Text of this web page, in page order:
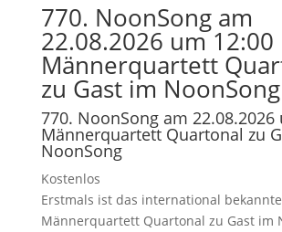
770. NoonSong am
22.08.2026 um 12:00
Männerquartett
zu Gast im NoonSong
770. NoonSong am 22.08.2026
Männerquartett Quartonal zu
NoonSong
Kostenlos
Erstmals ist das international bekannte
Männerquartett Quartonal zu Gast im